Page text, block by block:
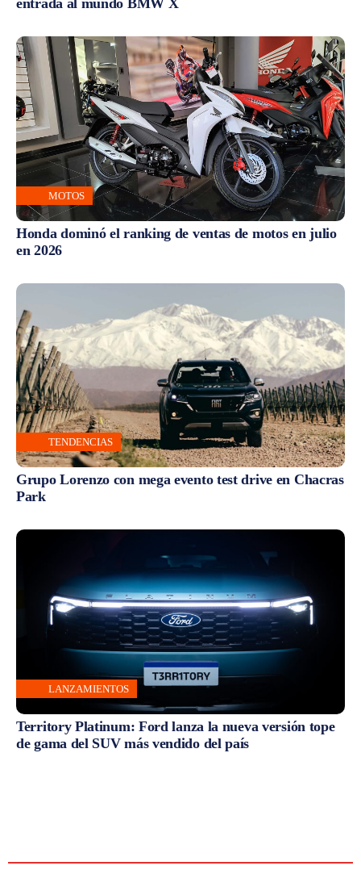
entrada al mundo BMW X
MOTOS
Honda dominó el ranking de ventas de motos en julio
en 2026
TENDENCIAS
Grupo Lorenzo con mega evento test drive en Chacras
Park
LANZAMIENTOS
Territory Platinum: Ford lanza la nueva versión tope
de gama del SUV más vendido del país